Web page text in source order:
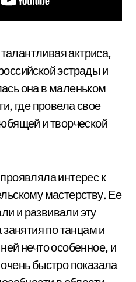
актриса,
эстрады и
она в маленьком
где провела свое
и творческой
интерес к
мастерству. Ее
и развивали эту
занятия по танцам и
нечто особенное, и
быстро показала